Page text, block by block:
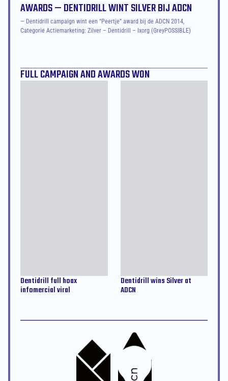
AWARDS — DENTIDRILL WINT SILVER BIJ ADCN
— Dentidrill campaign wint een “Peertje” award bij de ADCN 2014,
Categorie Actiemarketing: Zilver – Dentidrill – Ixorg (GreyPOSSIBLE)
FULL CAMPAIGN AND AWARDS WON
Dentidrill full hoax
infomercial viral
Dentidrill wins Silver at
ADCN